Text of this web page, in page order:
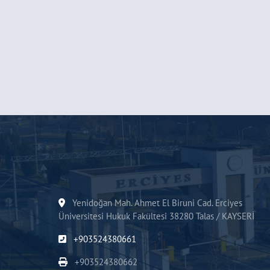
Yenidoğan Mah. Ahmet El Biruni Cad. Erciyes
Üniversitesi Hukuk Fakültesi 38280 Talas / KAYSERİ
+903524380661
+903524380662